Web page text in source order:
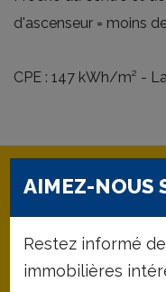
d'ascenseur = moins
CPE : 147 kWh/m² -
43 m²
Surface habitable
AIMEZ-NOUS
Restez informé
immobilières